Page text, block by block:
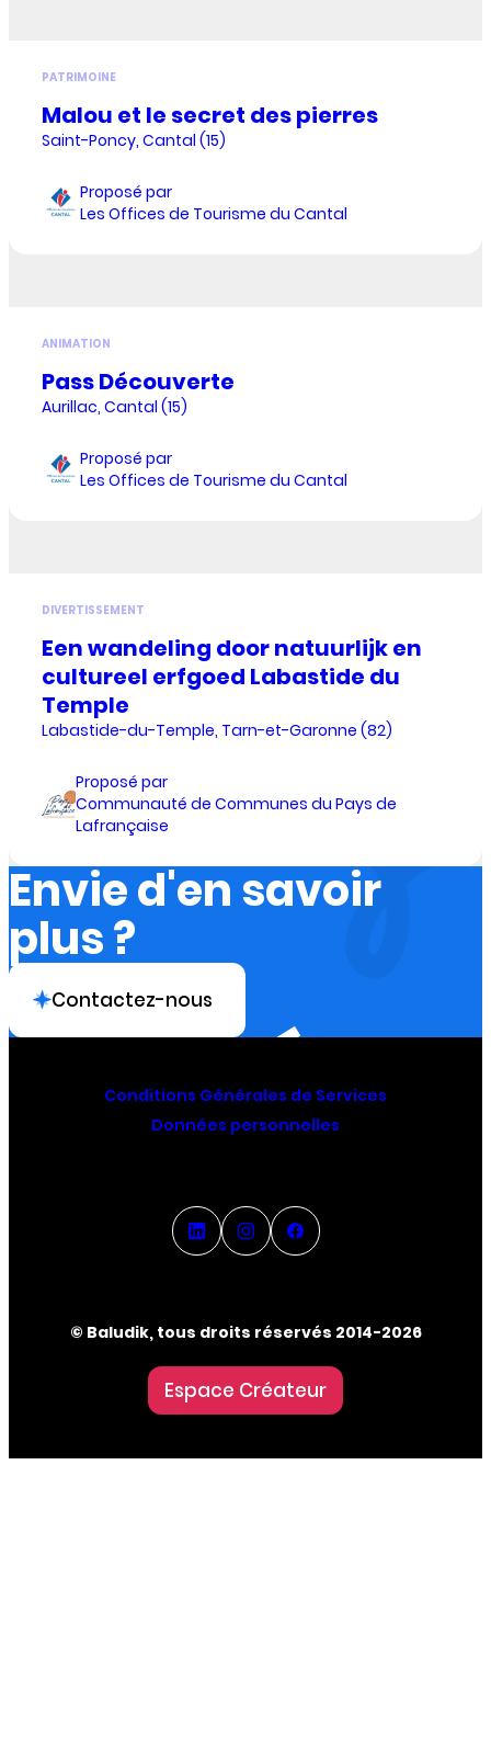
PATRIMOINE
Malou et le secret des pierres
Saint-Poncy, Cantal (15)
Proposé par
Les Offices de Tourisme du Cantal
ANIMATION
Pass Découverte
Aurillac, Cantal (15)
Proposé par
Les Offices de Tourisme du Cantal
DIVERTISSEMENT
Een wandeling door natuurlijk en
cultureel erfgoed Labastide du
Temple
Labastide-du-Temple, Tarn-et-Garonne (82)
Proposé par
Communauté de Communes du Pays de
Lafrançaise
Envie d'en savoir
plus ?
Contactez-nous
Conditions Générales de Services
Données personnelles
© Baludik, tous droits réservés 2014-2026
Espace Créateur